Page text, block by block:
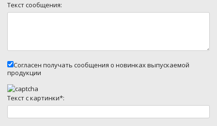
Текст сообщения:
Согласен получать сообщения о новинках выпускаемой
продукции
Текст с картинки*: